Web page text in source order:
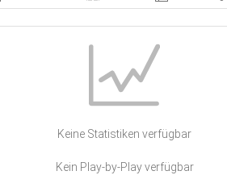
Keine Statistiken verfügbar
Kein Play-by-Play verfügbar